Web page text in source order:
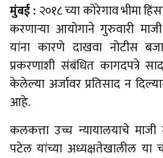
मुंबई : २०१८ च्या कोरेगाव भीमा
करणाऱ्या आयोगाने गुरुवारी
यांना कारणे दाखवा नोटीस
प्रकरणाशी संबंधित कागदपत्रे
केलेल्या अर्जावर प्रतिसाद न
आहे.
कलकत्ता उच्च न्यायालयाचे माजी
पटेल यांच्या अध्यक्षतेखालील या